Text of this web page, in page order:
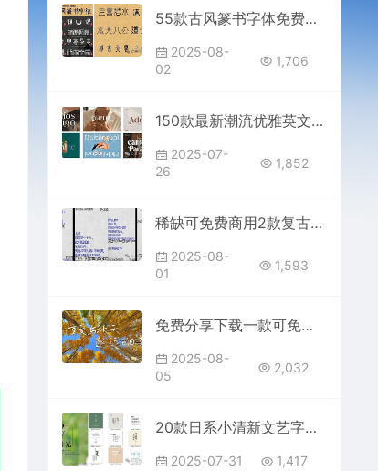
55款古风篆书字体免费分享下载PS电商平面设计大师网素材ttf字库古韵中国传统中文全套合集古典汉字AI cdr win mac
2025-08-
02
1,706
150款最新潮流优雅英文字体连笔手写高级设计感精美风格合集免费分享下载部分ps可免费可商用大全常用推荐花体素材procreate
2025-07-
26
1,852
稀缺可免费商用2款复古做旧铅字印刷风格中英文字体素材包库免费分享下载PS Ai Procreate ttf otf格式设计大师网
2025-08-
01
1,593
免费分享下载一款可免费商用手写浪漫Vlog旅游视频剪辑中文简体字体素材PS大师网平面设计短视频通用抖音快手小红书自媒体ttf格式
2025-08-
05
2,032
20款日系小清新文艺字体素材包大全合集免费分享下载样式图片PS平面设计师电商平台效果网站简体中文日文日语ttf 部分可免费商用
2025-07-31 1,417